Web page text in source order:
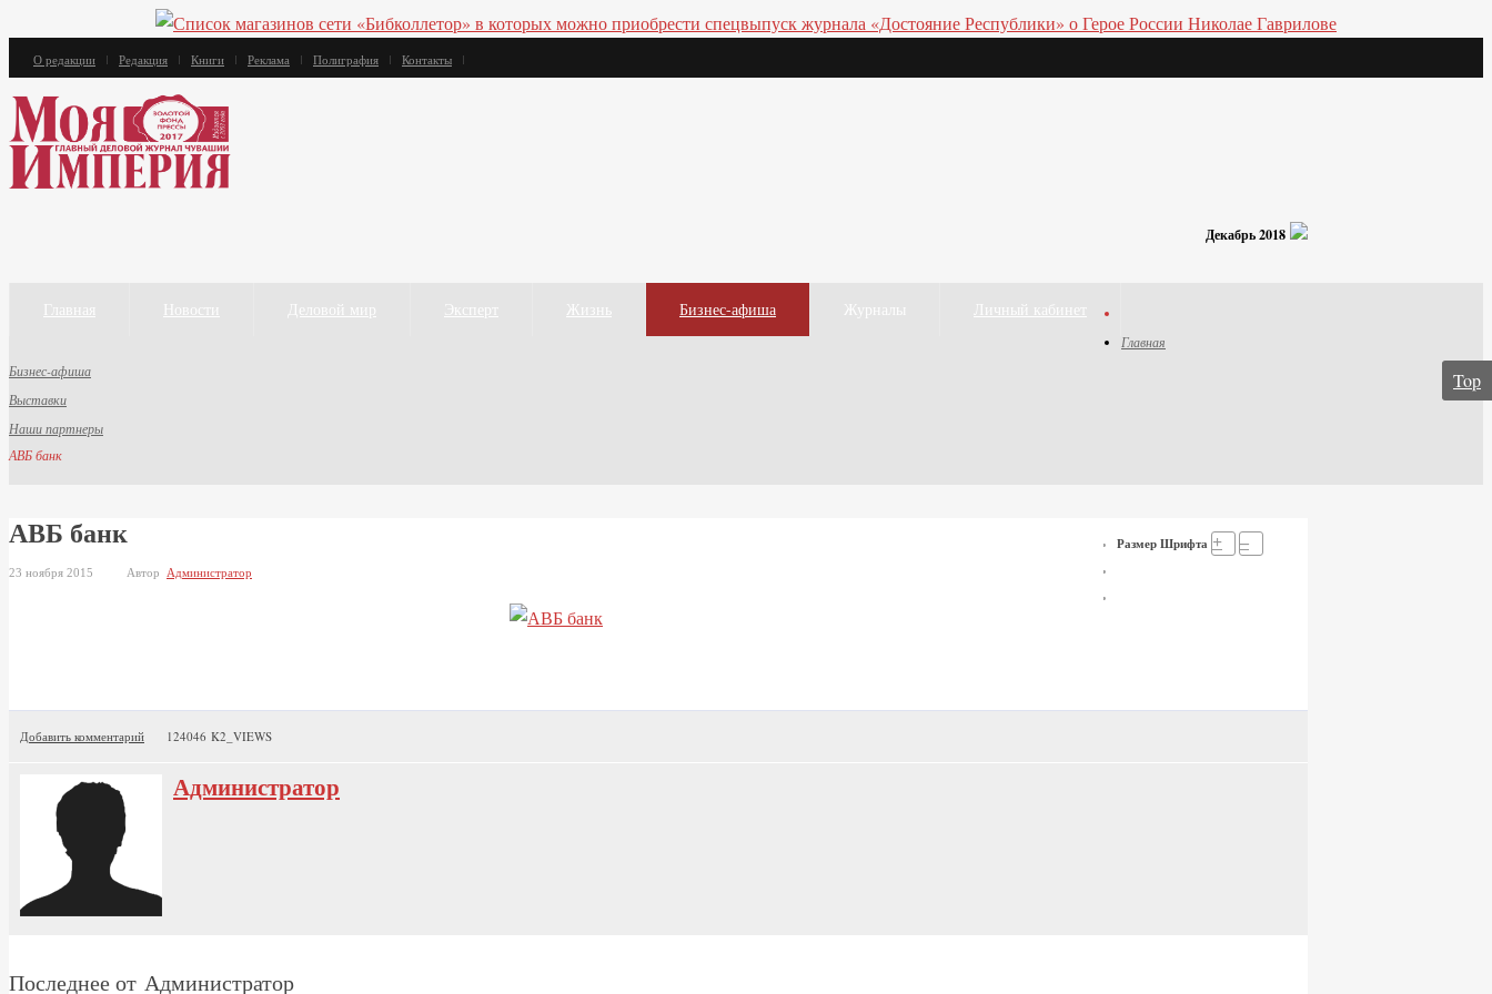
О редакции Редакция Книги Реклама Полиграфия Контакты
Декабрь 2018
Главная Новости Деловой мир Эксперт Жизнь Бизнес-афиша Журналы Личный кабинет
Главная
Бизнес-афиша
Выставки
Наши партнеры
АВБ банк
АВБ банк Размер Шрифта + –
23 ноября 2015 Автор Администратор
Добавить комментарий 124046 K2_VIEWS
Администратор
Последнее от Администратор
Top